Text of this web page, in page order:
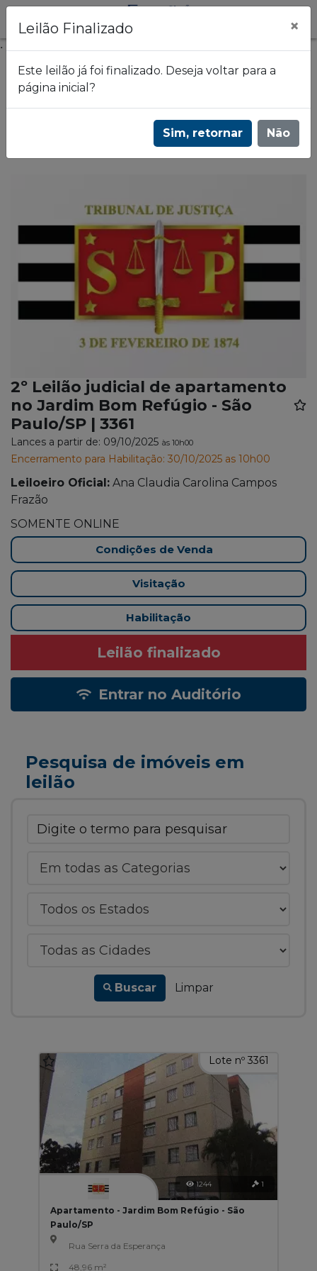
.
Frazão Leilões
2º Leilão judicial de apartamento no Jardim
Bom Refúgio - São Paulo/SP | 3361
2º Leilão judicial de apartamento
no Jardim Bom Refúgio - São
Paulo/SP | 3361
Lances a partir de: 09/10/2025 às 10h00
Encerramento para Habilitação: 30/10/2025 as 10h00
Leiloeiro Oficial: Ana Claudia Carolina Campos
Frazão
SOMENTE ONLINE
Condições de Venda
Visitação
Habilitação
Leilão finalizado
Entrar no Auditório
Leilão Finalizado ×
Este leilão já foi finalizado. Deseja voltar para a
página inicial?
Sim, retornar Não
Pesquisa de imóveis em
leilão
Buscar Limpar
Lote nº 3361
1244 1
Apartamento - Jardim Bom Refúgio - São
Paulo/SP
Rua Serra da Esperança
48,96 m²